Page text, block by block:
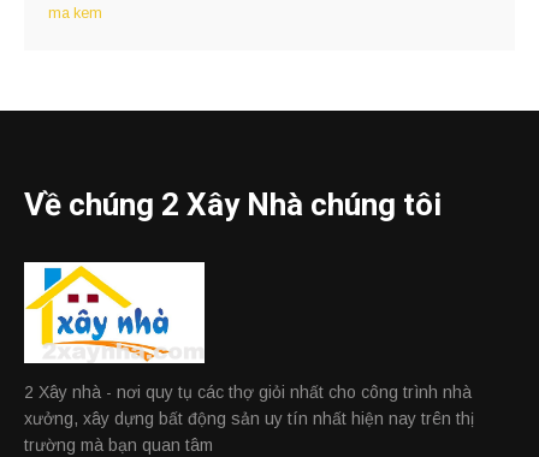
ma kem
Về chúng 2 Xây Nhà chúng tôi
2 Xây nhà - nơi quy tụ các thợ giỏi nhất cho công trình nhà
xưởng, xây dựng bất động sản uy tín nhất hiện nay trên thị
trường mà bạn quan tâm